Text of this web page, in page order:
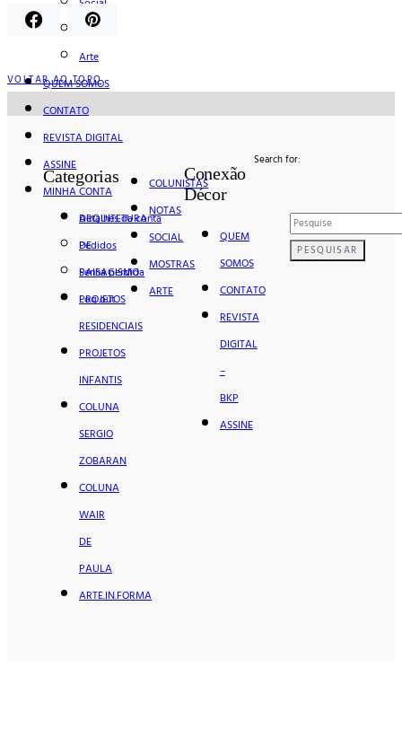
Mostras
Arte
QUEM SOMOS
CONTATO
REVISTA DIGITAL
ASSINE
MINHA CONTA
Detalhes da conta
Pedidos
Senha perdida
Log out
VOLTAR AO TOPO
Categorias
ARQUITETURA
DE
PAISAGISMO
PROJETOS
RESIDENCIAIS
PROJETOS
INFANTIS
COLUNA
SERGIO
ZOBARAN
COLUNA
WAIR
DE
PAULA
ARTE.IN.FORMA
COLUNISTAS
NOTAS
SOCIAL
MOSTRAS
ARTE
Conexão
Décor
QUEM
SOMOS
CONTATO
REVISTA
DIGITAL
–
BKP
ASSINE
Search for:
PESQUISAR